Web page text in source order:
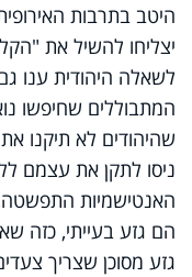
היטב בתרבות
יצליחו להשיל את
לשאלה היהודית ענו
המתבוללים שחיפשו
שהיהודים לא תיקנו
ניסו לתקן את עצמם
האנטישמיות התפשטה,
הם גזע בעייתי, כזה
גזע מסוכן שצריך